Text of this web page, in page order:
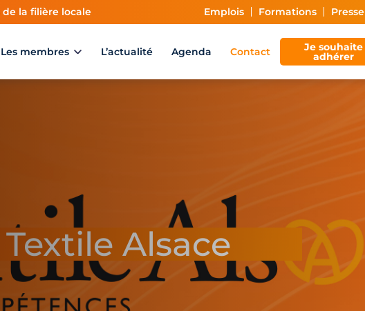
la filière locale Emplois Formations Presse
Les membres L’actualité Agenda Contact Je souhaite
adhérer
Alsace